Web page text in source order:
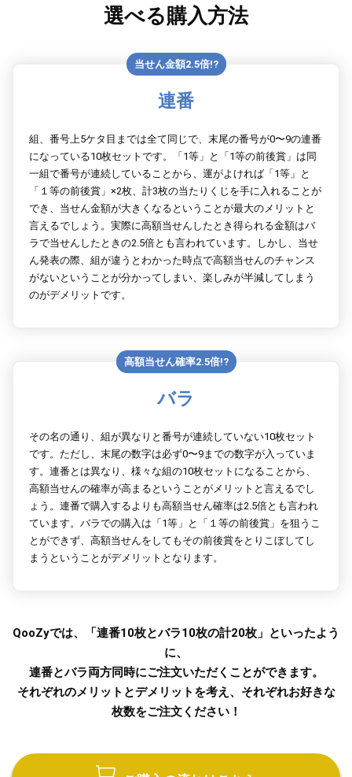
選べる購入方法
当せん金額2.5倍!?
連番
組、番号上5ケタ目までは全て同じで、末尾の番号が0〜9の連番
になっている10枚セットです。「1等」と「1等の前後賞」は同
一組で番号が連続していることから、運がよければ「1等」と
「１等の前後賞」×2枚、計3枚の当たりくじを手に入れることが
でき、当せん金額が大きくなるということが最大のメリットと
言えるでしょう。実際に高額当せんしたとき得られる金額はバ
ラで当せんしたときの2.5倍とも言われています。しかし、当せ
ん発表の際、組が違うとわかった時点で高額当せんのチャンス
がないということが分かってしまい、楽しみが半減してしまう
のがデメリットです。
高額当せん確率2.5倍!?
バラ
その名の通り、組が異なりと番号が連続していない10枚セット
です。ただし、末尾の数字は必ず0〜9までの数字が入っていま
す。連番とは異なり、様々な組の10枚セットになることから、
高額当せんの確率が高まるということがメリットと言えるでし
ょう。連番で購入するよりも高額当せん確率は2.5倍とも言われ
ています。バラでの購入は「1等」と「１等の前後賞」を狙うこ
とができず、高額当せんをしてもその前後賞をとりこぼしてし
まうということがデメリットとなります。
QooZyでは、「連番10枚とバラ10枚の計20枚」といったよう
に、
連番とバラ両方同時にご注文いただくことができます。
それぞれのメリットとデメリットを考え、それぞれお好きな
枚数をご注文ください！